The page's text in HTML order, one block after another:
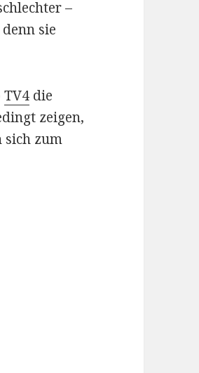
–
sie
TV4 die
zeigen,
sich zum